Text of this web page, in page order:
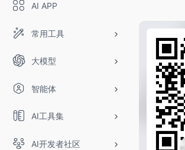
AI APP
常用工具
大模型
智能体
AI工具集
AI开发者社区